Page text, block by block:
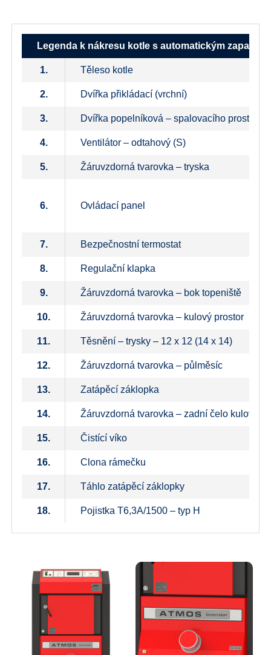
Legenda k nákresu kotle s automatickým
1. Těleso kotle
2. Dvířka přikládací (vrchní)
3. Dvířka popelníková – spalovacího prostoru
4. Ventilátor – odtahový (S)
5. Žáruvzdorná tvarovka – tryska
6. Ovládací panel
7. Bezpečnostní termostat
8. Regulační klapka
9. Žáruvzdorná tvarovka – bok topeniště
10. Žáruvzdorná tvarovka – kulový prostor
11. Těsnění – trysky – 12 x 12 (14 x 14)
12. Žáruvzdorná tvarovka – půlměsíc
13. Zatápěcí záklopka
14. Žáruvzdorná tvarovka – zadní čelo
15. Čistící víko
16. Clona rámečku
17. Táhlo zatápěcí záklopky
18. Pojistka T6,3A/1500 – typ H